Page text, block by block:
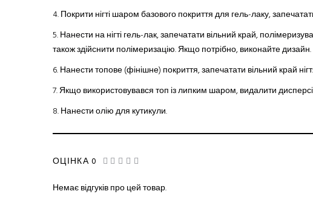
4.Покрити нігті шаром базового покриттядля гель-лаку,
5.Нанести на нігті гель-лак, запечатати вільний край,
також здійснити полімеризацію. Якщо потрібно, виконайте дизайн.
6.Нанести топове (фінішне) покриття, запечатати вільний край
7.Якщо використовувався топ із липким шаром, видалити
8.Нанести олію для кутикули.
ОЦІНКА 0
Немає відгуків про цей товар.